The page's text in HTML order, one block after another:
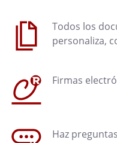
Todos los
personaliza,
Firmas
Haz